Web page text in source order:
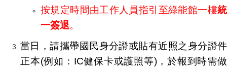
按規定時間由工作人員指引至綠能館一樓統
一簽退。
當日，請攜帶國民身分證或貼有近照之身分證件
正本(例如：IC健保卡或護照等)，於報到時需做